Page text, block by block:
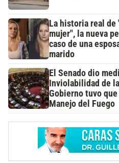
La historia real de
mujer", la nueva
caso de una
marido
El Senado dio
Inviolabilidad de
Gobierno tuvo que
Manejo del Fuego